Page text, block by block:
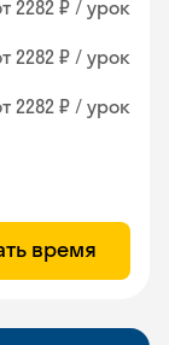
2282 ₽ / урок
2282 ₽ / урок
2282 ₽ / урок
время